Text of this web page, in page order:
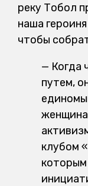
реку Тобол
наша
чтобы
— Когда
путем,
клубом
которым